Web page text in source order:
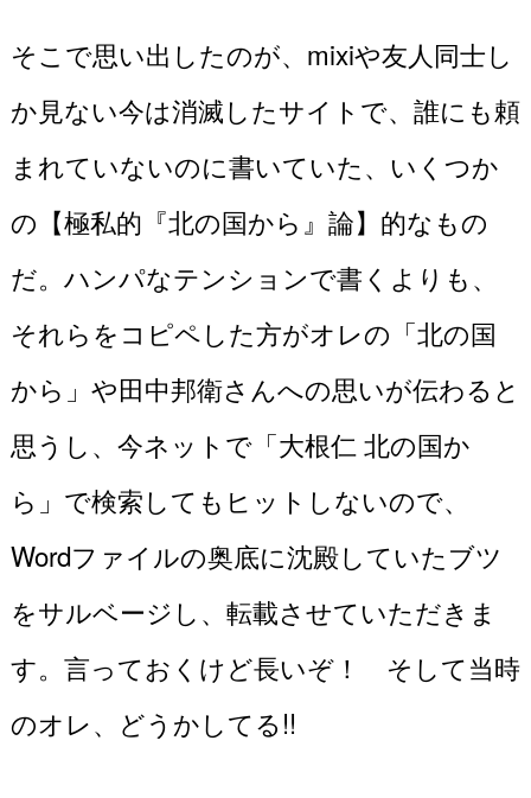
そこで思い出したのが、mixiや友人同士し
か見ない今は消滅したサイトで、誰にも頼
まれていないのに書いていた、いくつか
の【極私的『北の国から』論】的なもの
だ。ハンパなテンションで書くよりも、
それらをコピペした方がオレの「北の国
から」や田中邦衛さんへの思いが伝わると
思うし、今ネットで「大根仁 北の国か
ら」で検索してもヒットしないので、
Wordファイルの奥底に沈殿していたブツ
をサルベージし、転載させていただきま
す。言っておくけど長いぞ！ そして当時
のオレ、どうかしてる!!